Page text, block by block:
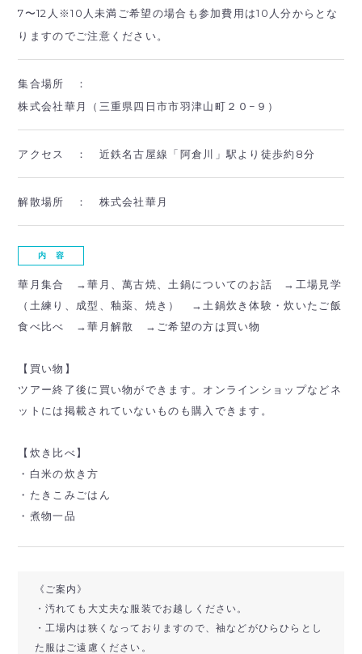
7〜12人※10人未満ご希望の場合も参加費用は10人分からとな
りますのでご注意ください。
集合場所 ：
株式会社華月（三重県四日市市羽津山町２０−９）
アクセス ： 近鉄名古屋線「阿倉川」駅より徒歩約8分
解散場所 ： 株式会社華月
内 容
華月集合 →華月、萬古焼、土鍋についてのお話 →工場見学
（土練り、成型、釉薬、焼き） →土鍋炊き体験・炊いたご飯
食べ比べ →華月解散 →ご希望の方は買い物
【買い物】
ツアー終了後に買い物ができます。オンラインショップなどネ
ットには掲載されていないものも購入できます。
【炊き比べ】
・白米の炊き方
・たきこみごはん
・煮物一品
《ご案内》
・汚れても大丈夫な服装でお越しください。
・工場内は狭くなっておりますので、袖などがひらひらとし
た服はご遠慮ください。